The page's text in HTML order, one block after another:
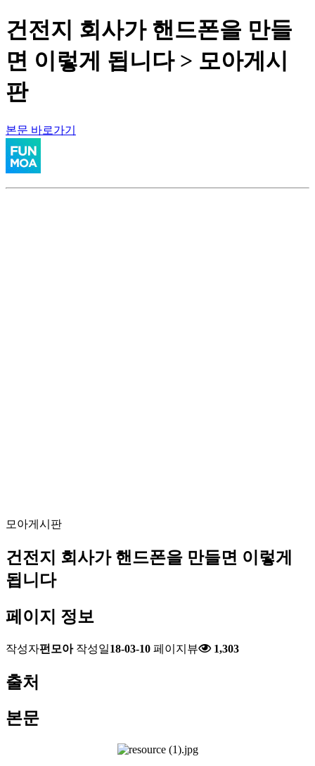
건전지 회사가 핸드폰을 만들
면 이렇게 됩니다 > 모아게시
판
본문 바로가기
모아게시판
건전지 회사가 핸드폰을 만들면 이렇게
됩니다
페이지 정보
작성자펀모아 작성일18-03-10 페이지뷰 1,303
출처
본문